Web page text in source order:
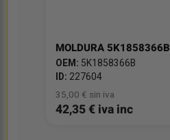
MOLDURA 5K1858366B
OEM: 5K1858366B
ID: 227604
35,00 € sin iva
42,35 € iva inc